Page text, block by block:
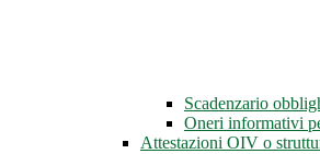
Scadenzario
Oneri informativi
Attestazioni OIV o